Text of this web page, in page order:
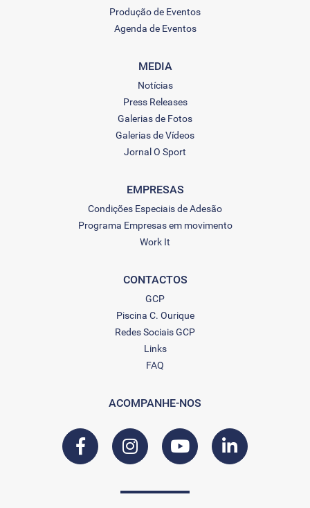
Produção de Eventos
Agenda de Eventos
MEDIA
Notícias
Press Releases
Galerias de Fotos
Galerias de Vídeos
Jornal O Sport
EMPRESAS
Condições Especiais de Adesão
Programa Empresas em movimento
Work It
CONTACTOS
GCP
Piscina C. Ourique
Redes Sociais GCP
Links
FAQ
ACOMPANHE-NOS